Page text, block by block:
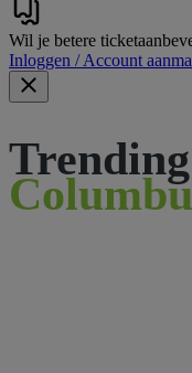
Wil je betere
Inloggen / Account